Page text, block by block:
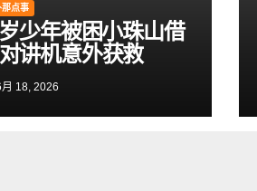
那点事
少年被困小珠山借
讲机意外获救
18, 2026